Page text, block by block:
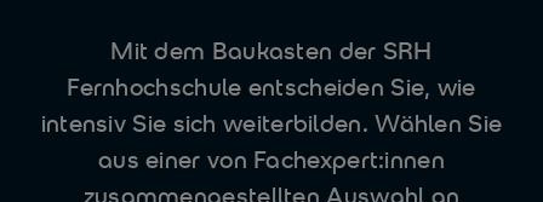
Mit dem Baukasten der SRH
Fernhochschule entscheiden Sie, wie
intensiv Sie sich weiterbilden. Wählen Sie
aus einer von Fachexpert:innen